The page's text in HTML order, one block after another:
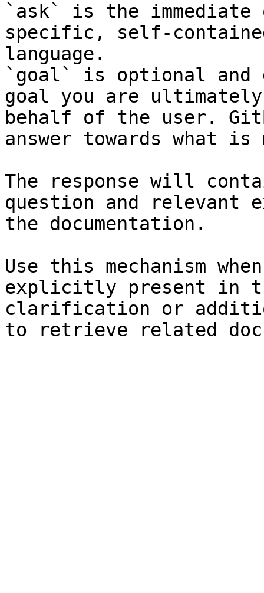
`ask` is the
specific, self-
language.
`goal` is optional and
goal you are
behalf of the user.
answer towards what
The response will
question and relevant
the documentation.
Use this mechanism
explicitly present in
clarification or